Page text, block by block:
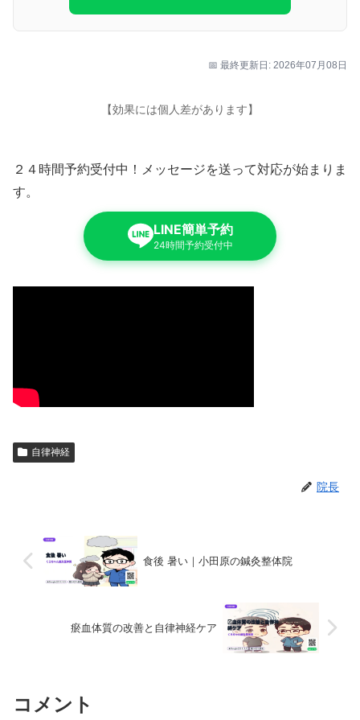
📅 最終更新日: 2026年07月08日
【効果には個人差があります】
２４時間予約受付中！メッセージを送って対応が始まりま
す。
LINE簡単予約
24時間予約受付中
自律神経
院長
食後 暑い｜小田原の鍼灸整体院
瘀血体質の改善と自律神経ケア
コメント